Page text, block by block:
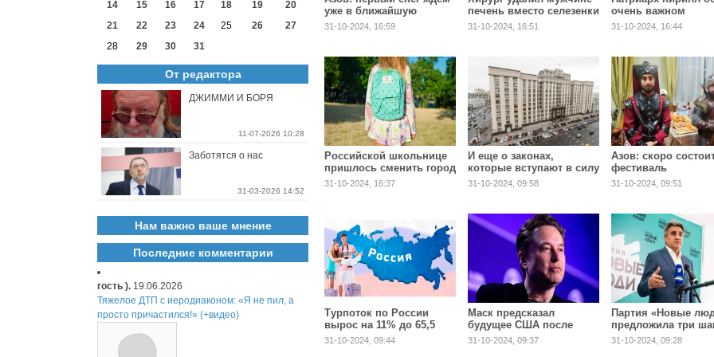
уже в ближайшую
неделю
31-10-2024, 16:59
печень вместо селезенки
и ошибся в третий раз
31-10-2024, 16:51
очень важном
31-10-2024, 16:44
Российской школьнице
пришлось сменить город
после рассылки
порноколлажа с ее
31-10-2024, 16:37
И еще о законах,
которые вступают в силу
в ноябре
31-10-2024, 09:58
Азов: скоро
фестиваль
национальных
«Азов-наш общий
31-10-2024, 09:51
Турпоток по России
вырос на 11% до 65,5
млн поездок
31-10-2024, 09:44
Маск предсказал
будущее США после
выборов
31-10-2024, 09:37
Партия «Новые
предложила три
которые наведут
порядок с
31-10-2024, 09:28
14
15 16 17 18 19
20
21
22 23 24 25 26
27
28
29 30 31
От редактора
ДЖИММИ И БОРЯ
11-07-2026 10:28
Заботятся о нас
31-03-2026 14:52
Нам важно ваше мнение
Последние комментарии
гость ). 19.06.2026
Тяжелое ДТП с иеродиаконом: «Я не пил, а
просто причастился!» (+видео)